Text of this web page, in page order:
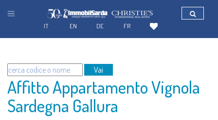
Vai
Affitto Appartamento Vignola
Sardegna Gallura
FR
DE
EN
IT